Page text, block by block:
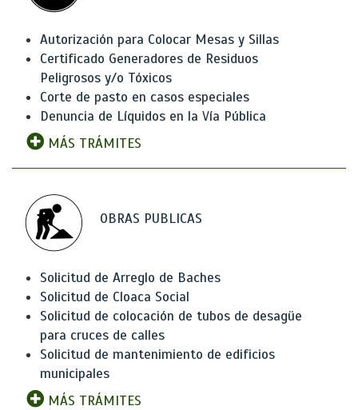
Autorización para Colocar Mesas y Sillas
Certificado Generadores de Residuos
Peligrosos y/o Tóxicos
Corte de pasto en casos especiales
Denuncia de Líquidos en la Vía Pública
MÁS TRÁMITES
OBRAS PUBLICAS
Solicitud de Arreglo de Baches
Solicitud de Cloaca Social
Solicitud de colocación de tubos de desagüe
para cruces de calles
Solicitud de mantenimiento de edificios
municipales
MÁS TRÁMITES